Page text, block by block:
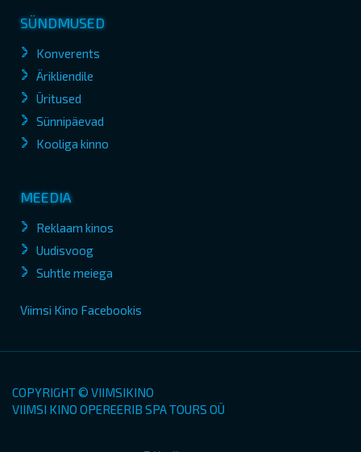
SÜNDMUSED
Konverents
Ärikliendile
Üritused
Sünnipäevad
Kooliga kinno
MEEDIA
Reklaam kinos
Uudisvoog
Suhtle meiega
Viimsi Kino Facebookis
COPYRIGHT © VIIMSIKINO
VIIMSI KINO OPEREERIB SPA TOURS OÜ